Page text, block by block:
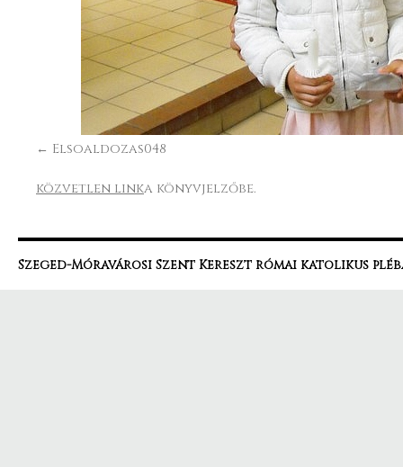
Elsoaldozas048
közvetlen linka könyvjelzőbe.
Szeged-Móravárosi Szent Kereszt római katolikus